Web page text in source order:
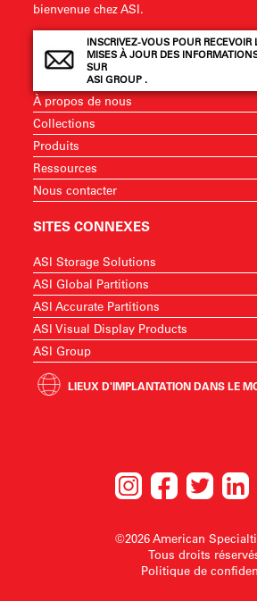
bienvenue chez ASI.
INSCRIVEZ-VOUS POUR RECEVOIR
MISES À JOUR DES
SUR
ASI GROUP .
À propos de nous
Collections
Produits
Ressources
Nous contacter
SITES CONNEXES
ASI Storage Solutions
ASI Global Partitions
ASI Accurate Partitions
ASI Visual Display Products
ASI Group
LIEUX D'IMPLANTATION DANS LE
©2026 American
Tous droits
Politique de